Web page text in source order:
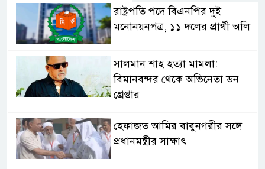
রাষ্ট্রপতি পদে বিএনপির দুই
মনোনয়নপত্র, ১১ দলের প্রার্থী অলি
সালমান শাহ হত্যা মামলা:
বিমানবন্দর থেকে অভিনেতা ডন
গ্রেপ্তার
হেফাজত আমির বাবুনগরীর সঙ্গে
প্রধানমন্ত্রীর সাক্ষাৎ